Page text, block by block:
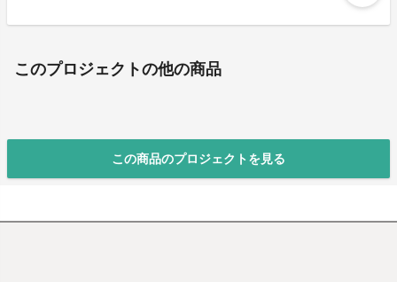
このプロジェクトの他の商品
この商品のプロジェクトを見る